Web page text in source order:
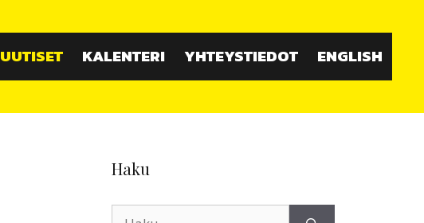
UUTISET KALENTERI YHTEYSTIEDOT ENGLISH
Haku